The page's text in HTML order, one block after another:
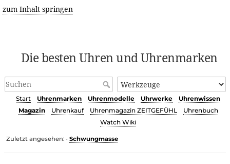
zum Inhalt springen
Die besten Uhren und Uhrenmarken
Start Uhrenmarken Uhrenmodelle Uhrwerke
Uhrenwissen
Magazin
Uhrenkauf Uhrenmagazin ZEITGEFÜHL
Uhrenbuch
Watch Wiki
Zuletzt angesehen: • Schwungmasse